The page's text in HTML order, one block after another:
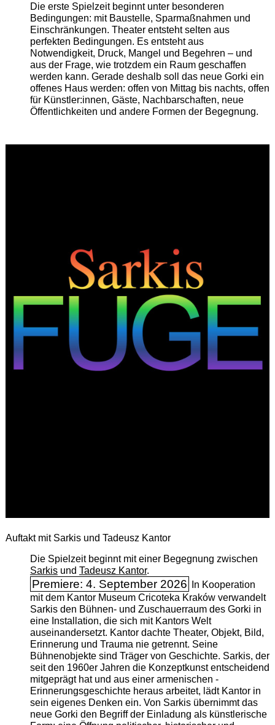
Die erste Spielzeit beginnt unter besonderen
Bedingungen: mit Baustelle, Sparmaßnahmen und
Einschränkungen. Theater entsteht selten aus
perfekten Bedingungen. Es entsteht aus
Notwendigkeit, Druck, Mangel und Begehren – und
aus der Frage, wie trotzdem ein Raum geschaffen
werden kann. Gerade deshalb soll das neue Gorki ein
offenes Haus werden: offen von Mittag bis nachts, offen
für Künstler:innen, Gäste, Nachbarschaften, neue
Öffentlichkeiten und andere Formen der Begegnung.
Auftakt mit Sarkis und Tadeusz Kantor
Die Spielzeit beginnt mit einer Begegnung zwischen
Sarkisund Tadeusz Kantor.
Premiere: 4. September 2026
In Kooperation
mit dem Kantor Museum Cricoteka Kraków verwandelt
Sarkis den Bühnen- und Zuschauerraum des Gorki in
eine Installation, die sich mit Kantors Welt
auseinandersetzt. Kantor dachte Theater, Objekt, Bild,
Erinnerung und Trauma nie getrennt. Seine
Bühnenobjekte sind Träger von Geschichte. Sarkis, der
seit den 1960er Jahren die Konzeptkunst entscheidend
mitgeprägt hat und aus einer armenischen ­
Erinnerungsgeschichte heraus arbeitet, lädt Kantor in
sein eigenes Denken ein. Von Sarkis übernimmt das
neue Gorki den Begriff der Einladung als künstlerische